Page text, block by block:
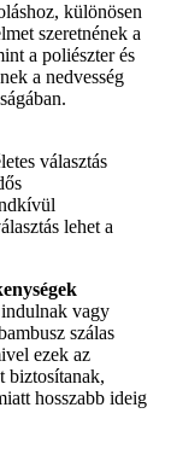
különösen
szeretnének a
a poliészter és
a nedvesség
választás
lehet a
vagy
szálas
ezek az
biztosítanak,
hosszabb ideig